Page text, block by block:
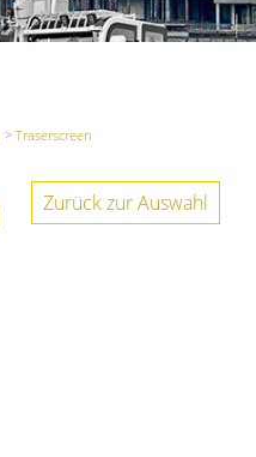
Traserscreen
Zurück zur Auswahl